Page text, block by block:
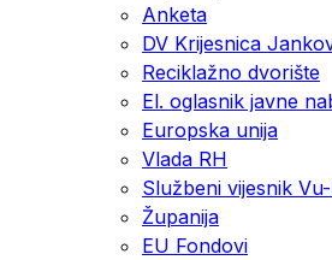
Anketa
DV Krijesnica
Reciklažno dvorište
El. oglasnik javne
Europska unija
Vlada RH
Službeni vijesnik
Županija
EU Fondovi